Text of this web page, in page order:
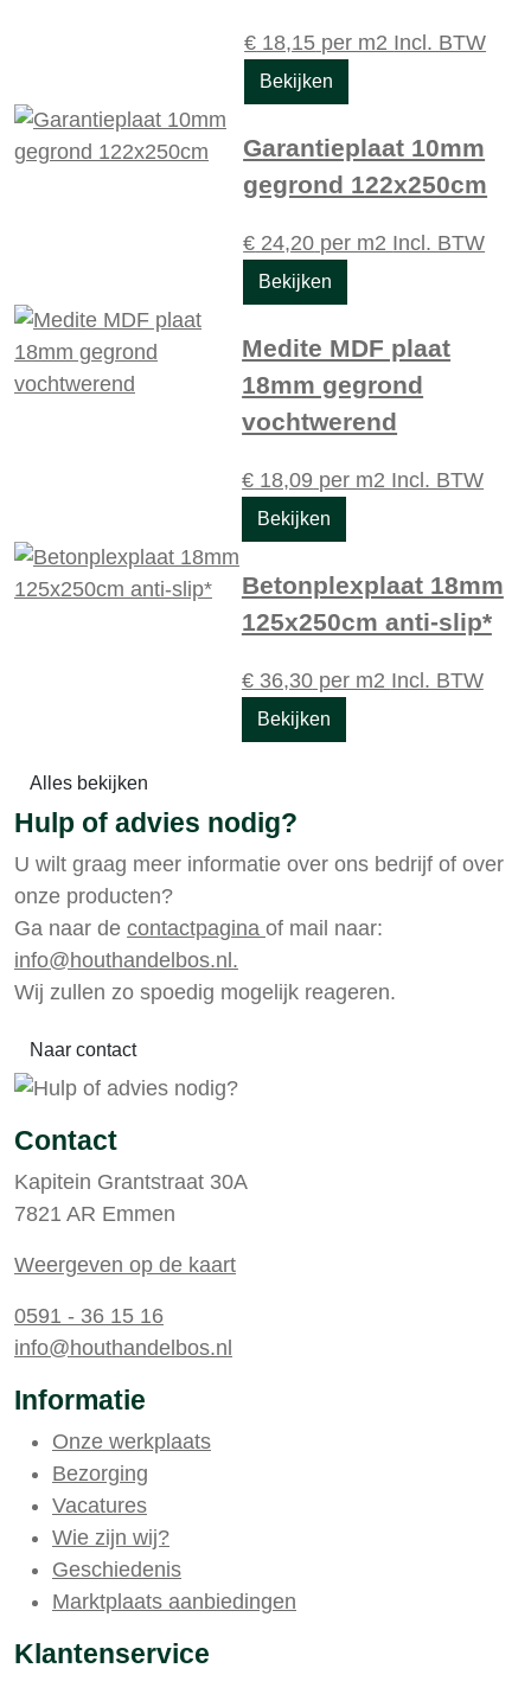
€ 18,15 per m2 Incl. BTW
Bekijken
Garantieplaat 10mm
gegrond 122x250cm
€ 24,20 per m2 Incl. BTW
Bekijken
Medite MDF plaat
18mm gegrond
vochtwerend
€ 18,09 per m2 Incl. BTW
Bekijken
Betonplexplaat 18mm
125x250cm anti-slip*
€36,30per m2 Incl. BTW
Bekijken
Alles bekijken
Hulp of advies nodig?
U wilt graag meer informatie over ons bedrijf of over
onze producten?
Ga naar de contactpagina of mail naar:
info@houthandelbos.nl.
Wij zullen zo spoedig mogelijk reageren.
Naar contact
Contact
Kapitein Grantstraat 30A
7821 AR Emmen
Weergeven op de kaart
0591 - 36 15 16
info@houthandelbos.nl
Informatie
Onze werkplaats
Bezorging
Vacatures
Wie zijn wij?
Geschiedenis
Marktplaats aanbiedingen
Klantenservice